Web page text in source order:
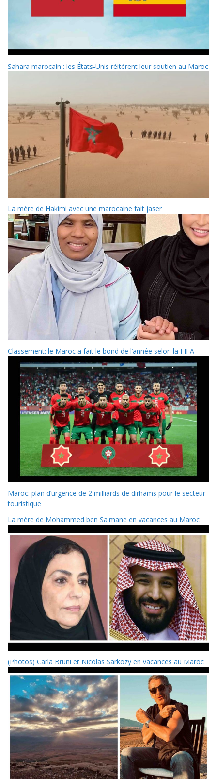
Sahara marocain : les États-Unis réitèrent leur soutien au Maroc
La mère de Hakimi avec une marocaine fait jaser
Classement: le Maroc a fait le bond de l’année selon la FIFA
Maroc: plan d’urgence de 2 milliards de dirhams pour le secteur
touristique
La mère de Mohammed ben Salmane en vacances au Maroc
(Photos) Carla Bruni et Nicolas Sarkozy en vacances au Maroc